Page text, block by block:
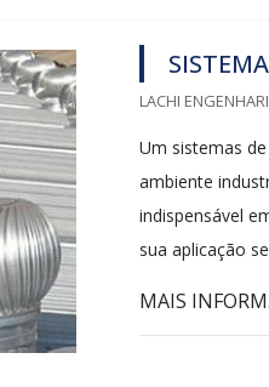
LACHI
Um sistemas
ambiente
indispensável
sua aplicação
MAIS